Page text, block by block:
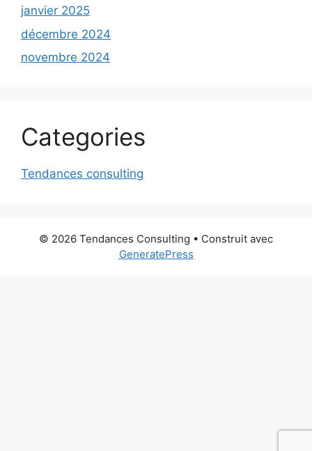
janvier 2025
décembre 2024
novembre 2024
Categories
Tendances consulting
© 2026 Tendances Consulting • Construit avec
GeneratePress